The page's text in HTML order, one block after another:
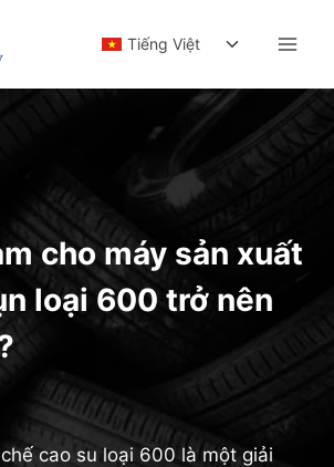
Tiếng Việt
Toggle
menu
cho máy sản xuất
loại 600 trở nên
cao su loại 600 là một giải